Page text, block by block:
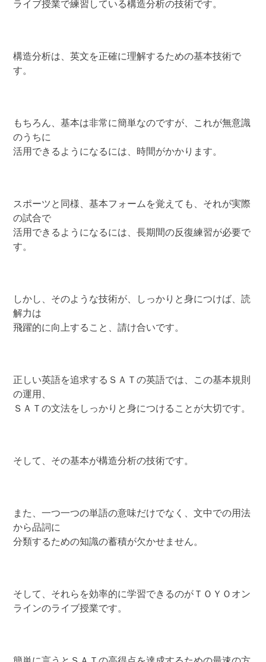
ライブ授業で練習している構造分析の技術です。
構造分析は、英文を正確に理解するための基本技術で
す。
もちろん、基本は非常に簡単なのですが、これが無意識
のうちに
活用できるようになるには、時間がかかります。
スポーツと同様、基本フォームを覚えても、それが実際
の試合で
活用できるようになるには、長期間の反復練習が必要で
す。
しかし、そのような技術が、しっかりと身につけば、読
解力は
飛躍的に向上すること、請け合いです。
正しい英語を追求するＳＡＴの英語では、この基本規則
の運用、
ＳＡＴの文法をしっかりと身につけることが大切です。
そして、その基本が構造分析の技術です。
また、一つ一つの単語の意味だけでなく、文中での用法
から品詞に
分類するための知識の蓄積が欠かせません。
そして、それらを効率的に学習できるのがＴＯＹＯオン
ラインのライブ授業です。